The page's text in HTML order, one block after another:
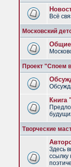
Всё
Московский
Проект "Споем
Книга
Творческие
Здесь
ссылку